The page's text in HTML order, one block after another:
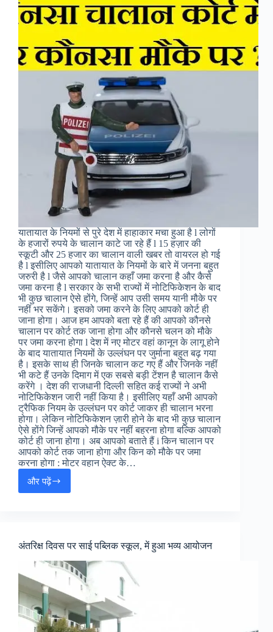
List)
यातायात के नियमों से पुरे देश में हाहाकार मचा हुआ है l लोगों
के हजारों रुपये के चालान काटे जा रहे हैं l 15 हज़ार की
स्कूटी और 25 हजार का चालान वाली खबर तो वायरल हो गई
है l इसीलिए आपको यातायात के नियमों के बारे में जनना बहुत
जरुरी है l जैसे आपको चालान कहाँ जमा करना है और कैसे
जमा करना है l सरकार के सभी राज्यों में नोटिफिकेशन के बाद
भी कुछ चालान ऐसे होंगे, जिन्हें आप उसी समय यानी मौके पर
नहीं भर सकेंगे। इसको जमा करने के लिए आपको कोर्ट ही
जाना होगा। आज हम आपको बता रहे हैं की आपको कौनसे
चालान पर कोर्ट तक जाना होगा और कौनसे चलन को मौके
पर जमा करना होगा l देश में नए मोटर वहां कानून के लागू होने
के बाद यातायात नियमों के उल्लंघन पर जुर्माना बहुत बढ़ गया
है। इसके साथ ही जिनके चालान कट गए हैं और जिनके नहीं
भी कटे हैं उनके दिमाग में एक सबसे बड़ी टेंशन है चालान कैसे
करेंगे । देश की राजधानी दिल्ली सहित कई राज्यों ने अभी
नोटिफिकेशन जारी नहीं किया है। इसीलिए यहाँ अभी आपको
ट्रैफिक नियम के उल्लंघन पर कोर्ट जाकर ही चालान भरना
होगा। लेकिन नोटिफिकेशन ज़ारी होने के बाद भी कुछ चालान
ऐसे होंगे जिन्हें आपको मौके पर नहीं बहरना होगा बल्कि आपको
कोर्ट ही जाना होगा। अब आपको बताते हैं i किन चालान पर
आपको कोर्ट तक जाना होगा और किन को मौके पर जमा
करना होगा : मोटर वहान ऐक्ट के…
और पढ़ेंTraffic
:
पुलिस
चालान
लिस्ट
अंतरिक्ष दिवस पर साई पब्लिक स्कूल, में हुआ भव्य आयोजन